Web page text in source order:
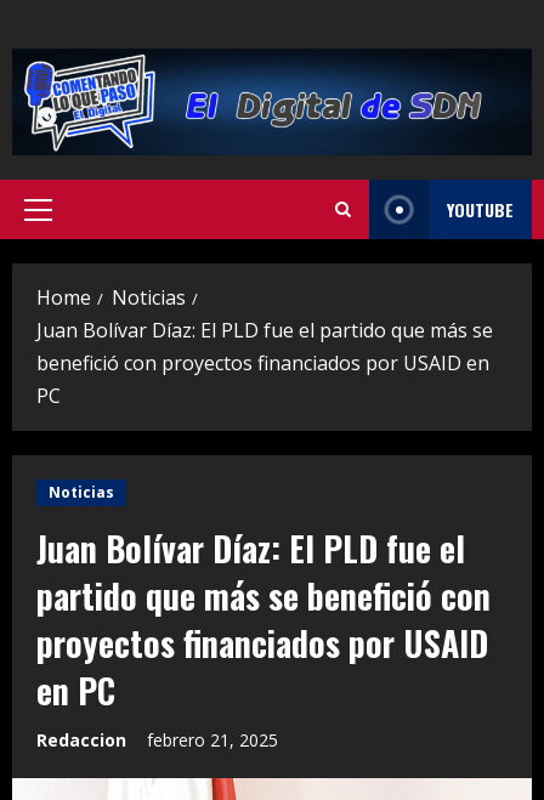
to
content
Primary
YOUTUBE
Home
Noticias
Juan Bolívar Díaz: El PLD fue el partido que más se
benefició con proyectos financiados por USAID en
PC
Noticias
Juan Bolívar Díaz: El PLD fue el
partido que más se benefició con
proyectos financiados por USAID
en PC
Redaccion febrero 21, 2025